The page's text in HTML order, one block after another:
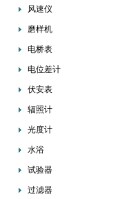
风速仪
磨样机
电桥表
电位差计
伏安表
辐照计
光度计
水浴
试验器
过滤器